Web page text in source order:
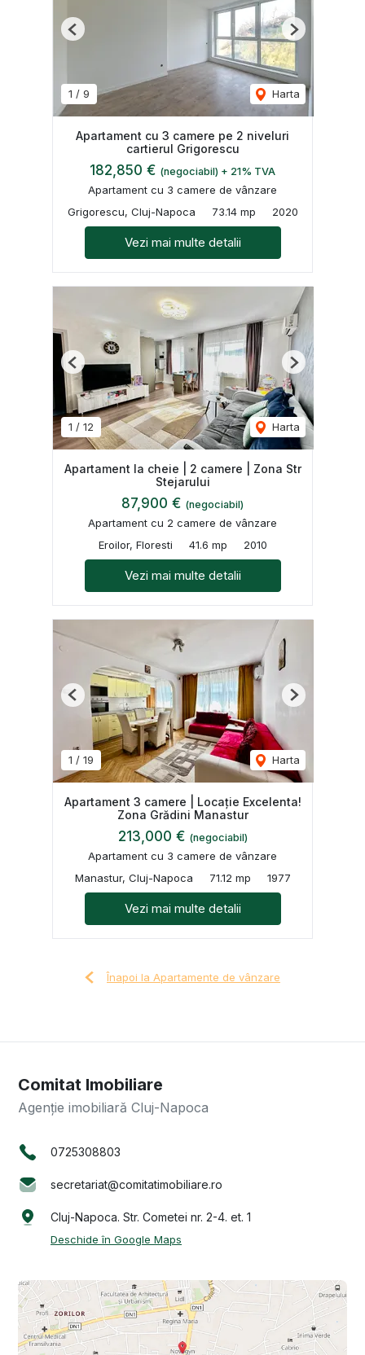
1 / 9 Harta
Previous Next
Apartament cu 3 camere pe 2 niveluri
cartierul Grigorescu
182,850 € (negociabil) + 21% TVA
Apartament cu 3 camere de vânzare
Grigorescu, Cluj-Napoca
73.14 mp 2020
Vezi mai multe detalii
1 / 12 Harta
Previous Next
Apartament la cheie | 2 camere | Zona Str
Stejarului
87,900 € (negociabil)
Apartament cu 2 camere de vânzare
Eroilor, Floresti
41.6 mp 2010
Vezi mai multe detalii
1 / 19 Harta
Previous Next
Apartament 3 camere | Locație Excelenta!
Zona Grădini Manastur
213,000 € (negociabil)
Apartament cu 3 camere de vânzare
Manastur, Cluj-Napoca
71.12 mp 1977
Vezi mai multe detalii
Înapoi la Apartamente de vânzare
Comitat Imobiliare
Agenție imobiliară Cluj-Napoca
0725308803
secretariat@comitatimobiliare.ro
Cluj-Napoca. Str. Cometei nr. 2-4. et. 1
Deschide în Google Maps